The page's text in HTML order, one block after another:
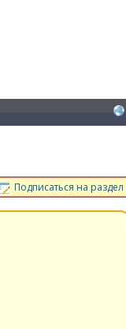
Подписаться на раздел